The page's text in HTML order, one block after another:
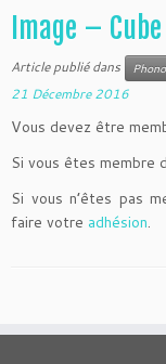
Image – Cube
Article publié dans
21 Décembre 2016
Vous devez être
Si vous êtes membre
Si vous n’êtes pas
faire votre adhésion.